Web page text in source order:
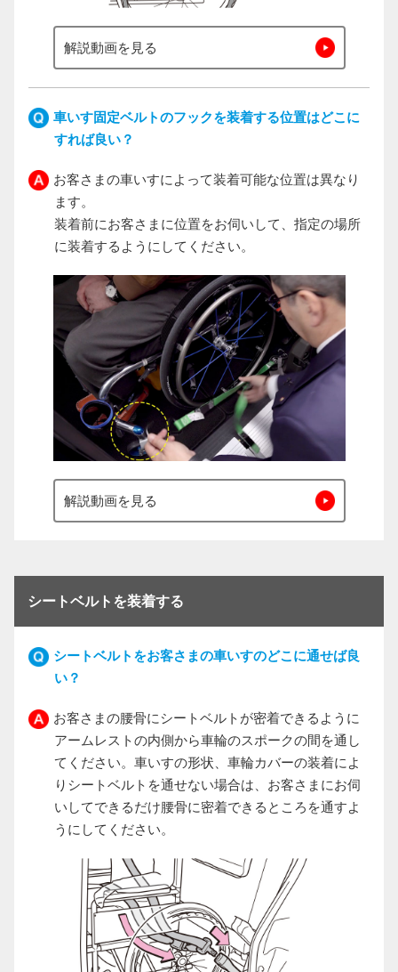
解説動画を見る
車いす固定ベルトのフックを装着する位置はどこに
すれば良い？
お客さまの車いすによって装着可能な位置は異なり
ます。
装着前にお客さまに位置をお伺いして、指定の場所
に装着するようにしてください。
解説動画を見る
シートベルトを装着する
シートベルトをお客さまの車いすのどこに通せば良
い？
お客さまの腰骨にシートベルトが密着できるように
アームレストの内側から車輪のスポークの間を通し
てください。車いすの形状、車輪カバーの装着によ
りシートベルトを通せない場合は、お客さまにお伺
いしてできるだけ腰骨に密着できるところを通すよ
うにしてください。